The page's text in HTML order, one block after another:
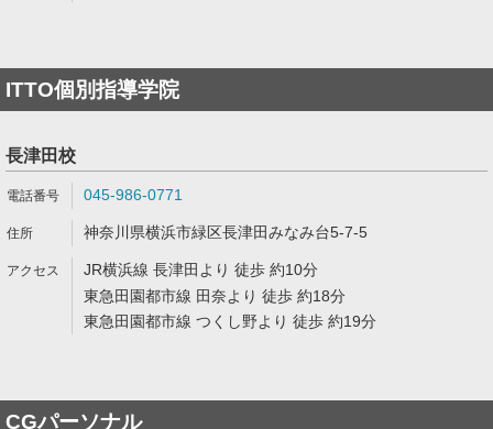
ITTO個別指導学院
長津田校
045-986-0771
神奈川県横浜市緑区長津田みなみ台5-7-5
JR横浜線 長津田より 徒歩 約10分
東急田園都市線 田奈より 徒歩 約18分
東急田園都市線 つくし野より 徒歩 約19分
CGパーソナル